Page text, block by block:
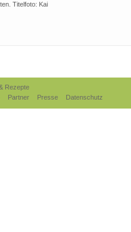
Titelfoto: Kai
Rezepte
Partner Presse Datenschutz